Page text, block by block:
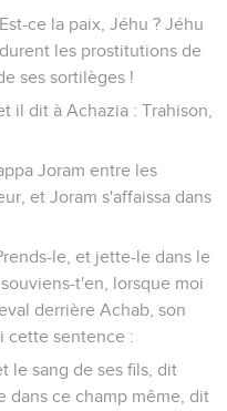
ce la paix, Jéhu ? Jéhu
les prostitutions de
ses sortilèges !
il dit à Achazia : Trahison,
Joram entre les
et Joram s'affaissa dans
le, et jette-le dans le
t'en, lorsque moi
derrière Achab, son
cette sentence :
le sang de ses fils, dit
dans ce champ même, dit